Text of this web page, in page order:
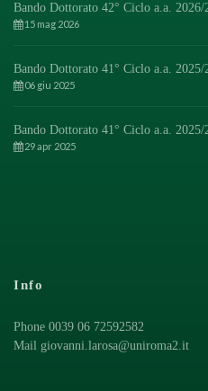
Bando Dottorato 42° Ciclo a.a. 2026/
15 mag 2026
Bando Dottorato 41° Ciclo a.a.
06 giu 2025
Bando Dottorato 41° Ciclo a.a. 2025/
29 apr 2025
Info
Phone 0039 06 72592582
Mail giovanni.larosa@uniroma2.it